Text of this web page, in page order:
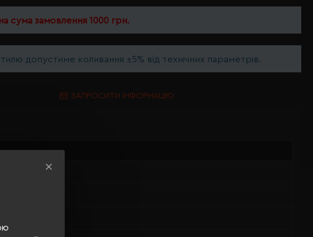
сума замовлення 1000 грн.
допустиме коливання ±5% від технічних параметрів.
ЗАПРОСИТИ ІНФОРМАЦІЮ